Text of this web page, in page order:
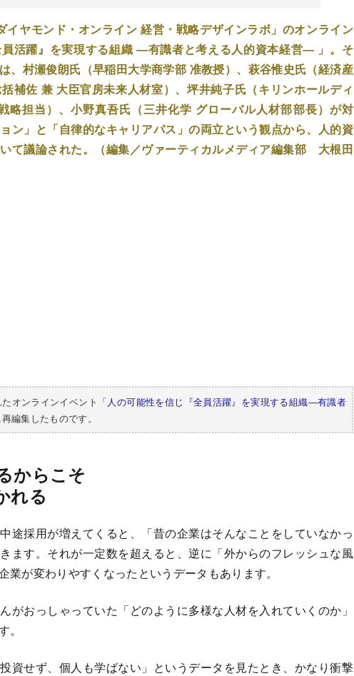
ヤモンド・オンライン 経営・戦略デザインラボ」のオンライン
活躍』を実現する組織 ―有識者と考える人的資本経営― 」。そ
、村瀬俊朗氏（早稲田大学商学部 准教授）、萩谷惟史氏（経済産
補佐 兼 大臣官房未来人材室）、坪井純子氏（キリンホールディ
略担当）、小野真吾氏（三井化学 グローバル人材部部長）が対
ン」と「自律的なキャリアパス」の両立という観点から、人的資
て議論された。（編集／ヴァーティカルメディア編集部 大根田
オンラインイベント 「人の可能性を信じ『全員活躍』を実現する組織―有識者
編集したものです。
からこそ
れる
途採用が増えてくると、「昔の企業はそんなことをしていなかっ
ます。それが一定数を超えると、逆に「外からのフレッシュな風
業が変わりやすくなったというデータもあります。
がおっしゃっていた「どのように多様な人材を入れていくのか」
資せず、個人も学ばない」というデータを見たとき、かなり衝撃